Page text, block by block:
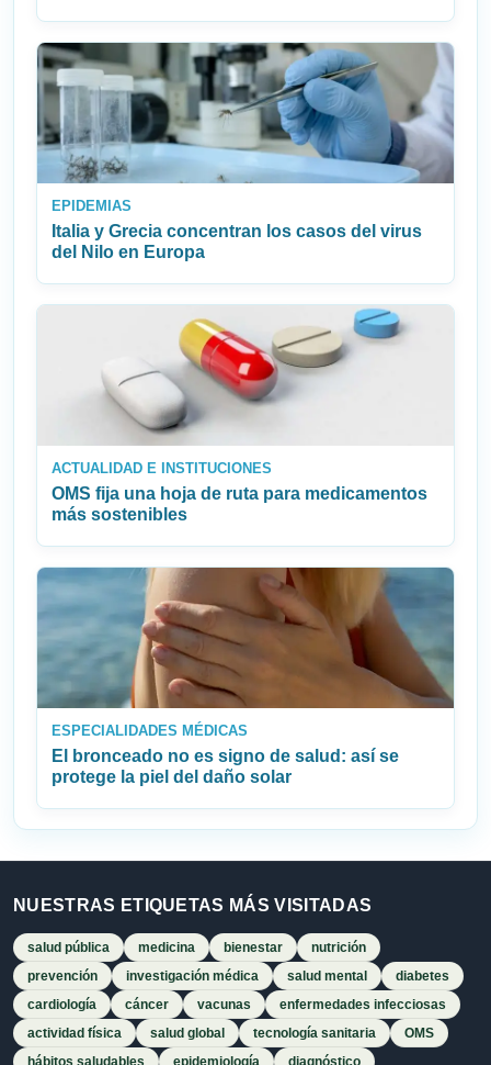
EPIDEMIAS
Italia y Grecia concentran los casos del virus
del Nilo en Europa
ACTUALIDAD E INSTITUCIONES
OMS fija una hoja de ruta para medicamentos
más sostenibles
ESPECIALIDADES MÉDICAS
El bronceado no es signo de salud: así se
protege la piel del daño solar
NUESTRAS ETIQUETAS MÁS VISITADAS
salud pública medicina bienestar
nutrición
prevención
investigación médica salud mental
diabetes
cardiología
cáncer vacunas
enfermedades infecciosas
actividad física
salud global tecnología sanitaria
OMS
hábitos saludables
epidemiología
diagnóstico